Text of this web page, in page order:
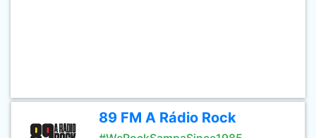
89 FM A Rádio Rock